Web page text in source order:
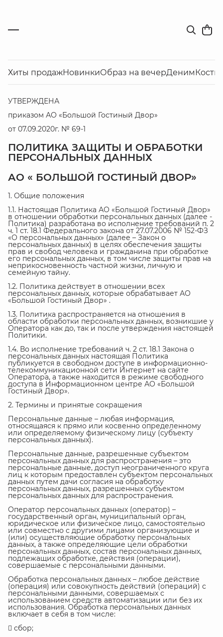
Хиты продажНовинкиОбраз на вечерДеним
УТВЕРЖДЕНА
приказом АО «Большой Гостиный Двор»
от 07.09.2020г. № 69-1
ПОЛИТИКА ЗАЩИТЫ И ОБРАБОТКИ
ПЕРСОНАЛЬНЫХ ДАННЫХ
АО « БОЛЬШОЙ ГОСТИНЫЙ ДВОР»
1. Общие положения
1.1. Настоящая Политика АО «Большой Гостиный Двор»
в отношении обработки персональных данных (далее -
Политика) разработана во исполнение требований п. 2
ч. 1 ст. 18.1 Федерального закона от 27.07.2006 № 152-ФЗ
«О персональных данных» (далее – Закон о
персональных данных) в целях обеспечения защиты
прав и свобод человека и гражданина при обработке
его персональных данных, в том числе защиты прав на
неприкосновенность частной жизни, личную и
семейную тайну.
1.2. Политика действует в отношении всех
персональных данных, которые обрабатывает АО
«Большой Гостиный Двор» .
1.3. Политика распространяется на отношения в
области обработки персональных данных, возникшие у
Оператора как до, так и после утверждения настоящей
Политики.
1.4. Во исполнение требований ч. 2 ст. 18.1 Закона о
персональных данных настоящая Политика
публикуется в свободном доступе в информационно-
телекоммуникационной сети Интернет на сайте
Оператора, а также находится в режиме свободного
доступа в Информационном центре АО «Большой
Гостиный Двор».
2. Термины и принятые сокращения
Персональные данные – любая информация,
относящаяся к прямо или косвенно определенному
или определяемому физическому лицу (субъекту
персональных данных).
Персональные данные, разрешенные субъектом
персональных данных для распространения – это
персональные данные, доступ неограниченного круга
лиц к которым предоставлен субъектом персональных
данных путем дачи согласия на обработку
персональных данных, разрешенных субъектом
персональных данных для распространения.
Оператор персональных данных (оператор) –
государственный орган, муниципальный орган,
юридическое или физическое лицо, самостоятельно
или совместно с другими лицами организующие и
(или) осуществляющие обработку персональных
данных, а также определяющие цели обработки
персональных данных, состав персональных данных,
подлежащих обработке, действия (операции),
совершаемые с персональными данными.
Обработка персональных данных – любое действие
(операция) или совокупность действий (операций) с
персональными данными, совершаемых с
использованием средств автоматизации или без их
использования. Обработка персональных данных
включает в себя в том числе:
 сбор;